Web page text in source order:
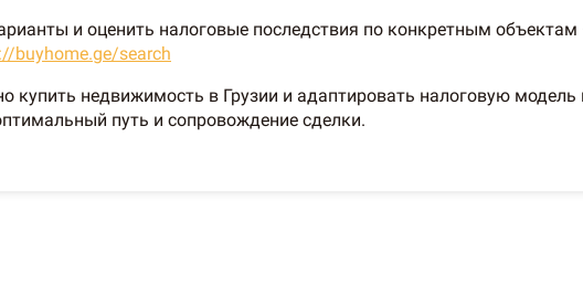
и оценить налоговые последствия по конкретным
buyhome.ge/search
купить недвижимость в Грузии и адаптировать налоговую
путь и сопровождение сделки.